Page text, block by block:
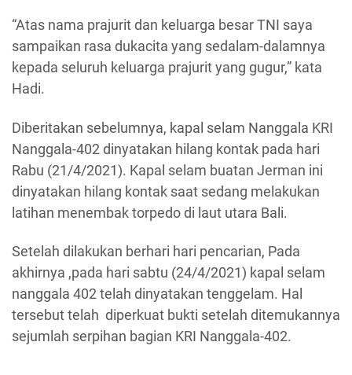
“Atas nama prajurit dan keluarga besar TNI saya
sampaikan rasa dukacita yang sedalam-dalamnya
kepada seluruh keluarga prajurit yang gugur,” kata
Hadi.
Diberitakan sebelumnya, kapal selam Nanggala KRI
Nanggala-402 dinyatakan hilang kontak pada hari
Rabu (21/4/2021). Kapal selam buatan Jerman ini
dinyatakan hilang kontak saat sedang melakukan
latihan menembak torpedo di laut utara Bali.
Setelah dilakukan berhari hari pencarian, Pada
akhirnya ,pada hari sabtu (24/4/2021) kapal selam
nanggala 402 telah dinyatakan tenggelam. Hal
tersebut telah diperkuat bukti setelah ditemukannya
sejumlah serpihan bagian KRI Nanggala-402.